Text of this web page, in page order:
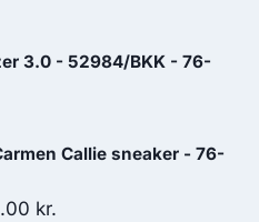
3.0 - 52984/BKK - 76-
Callie sneaker - 76-
kr.